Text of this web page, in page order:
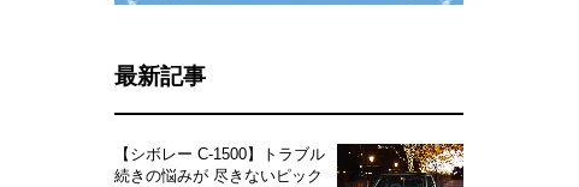
最新記事
【シボレー C-1500】トラブル
続きの悩みが 尽きないピック